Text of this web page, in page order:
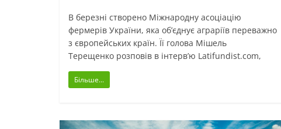
В березні створено Міжнародну асоціацію
фермерів України, яка об’єднує аграріїв переважно
з європейських країн. Її голова Мішель
Терещенко розповів в інтерв’ю Latifundist.com,
Більше...